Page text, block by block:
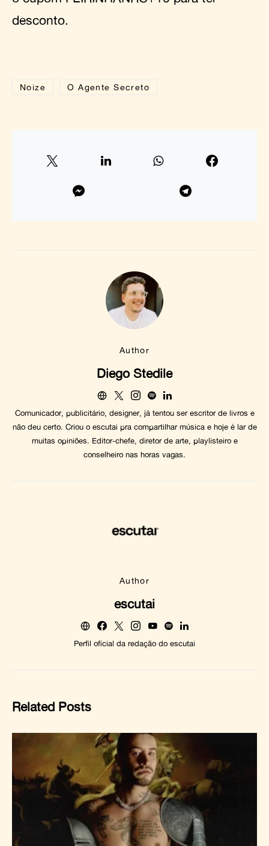
desconto.
Noize O Agente Secreto
Author
Diego Stedile
Comunicador, publicitário, designer, já tentou ser escritor de livros e
não deu certo. Criou o escutai pra compartilhar música e hoje é lar de
muitas opiniões. Editor-chefe, diretor de arte, playlisteiro e
conselheiro nas horas vagas.
Author
escutai
Perfil oficial da redação do escutai
Related Posts